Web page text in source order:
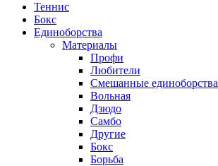
Теннис
Бокс
Единоборства
Материалы
Профи
Любители
Смешанные единоборства
Вольная
Дзюдо
Самбо
Другие
Бокс
Борьба